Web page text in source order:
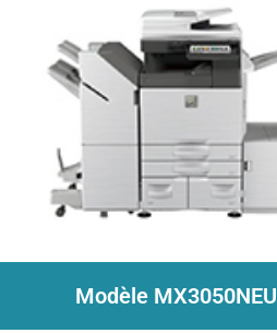
Modèle MX3050NEU